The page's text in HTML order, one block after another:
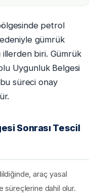
petrol
gümrük
illerden biri. Gümrük
Uygunluk Belgesi
süreci onay
Sonrası Tescil
araç yasal
süreçlerine dahil olur.